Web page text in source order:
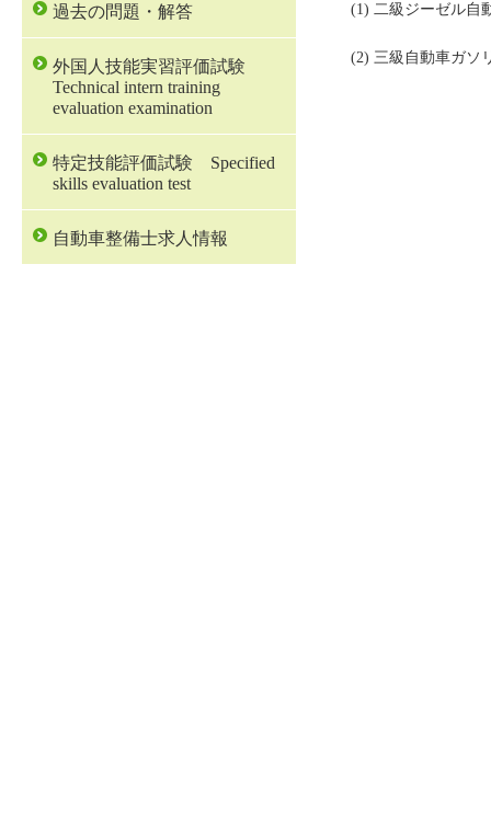
(1) 二級ジーゼル自
(2) 三級自動車ガソ
過去の問題・解答
外国人技能実習評価試験
Technical intern training
evaluation examination
特定技能評価試験 Specified
skills evaluation test
自動車整備士求人情報